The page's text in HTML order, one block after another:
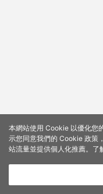
本網站使用 Cookie 以優化您
示您同意我們的 Cookie 政策
站流量並提供個人化推薦。了